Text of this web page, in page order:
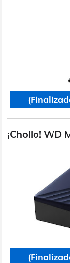
¡Chollo! WD